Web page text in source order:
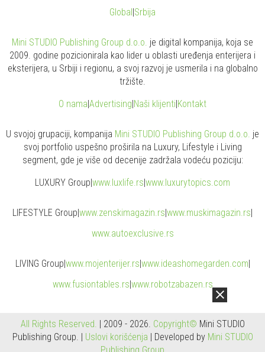
Global|Srbija
Mini STUDIO Publishing Group d.o.o. je digital kompanija, koja se
2009. godine pozicionirala kao lider u oblasti uređenja enterijera i
eksterijera, u Srbiji i regionu, a svoj razvoj je usmerila i na globalno
tržište.
O nama|Advertising|Naši klijenti|Kontakt
U svojoj grupaciji, kompanija Mini STUDIO Publishing Group d.o.o. je
svoj portfolio uspešno proširila na Luxury, Lifestyle i Living
segment, gde je više od decenije zadržala vodeću poziciju:
LUXURY Group|www. luxlife .rs|www. luxurytopics .com
LIFESTYLE Group|www. zenskimagazin.rs|www. muskimagazin.rs|
www. autoexclusive.rs
LIVING Group|www. mojenterijer.rs|www. ideashomegarden.com|
www. fusiontables .rs|www. robotzabazen .rs
All Rights Reserved. | 2009 - 2026. Copyright© Mini STUDIO
Publishing Group. | Uslovi korišćenja | Developed by Mini STUDIO